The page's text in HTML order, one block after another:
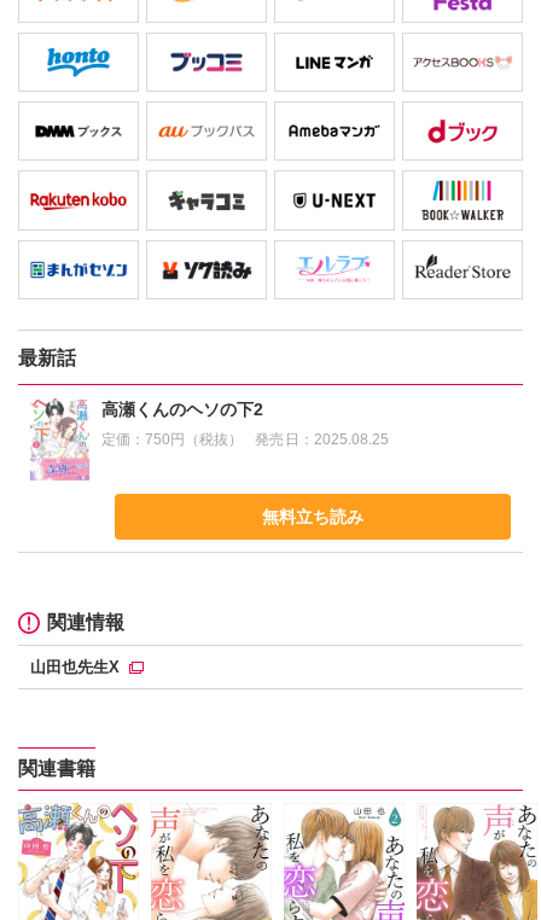
最新話
高瀬くんのヘソの下2
定価：750円（税抜） 発売日： 2025.08.25
無料立ち読み
関連情報
山田也先生X
関連書籍